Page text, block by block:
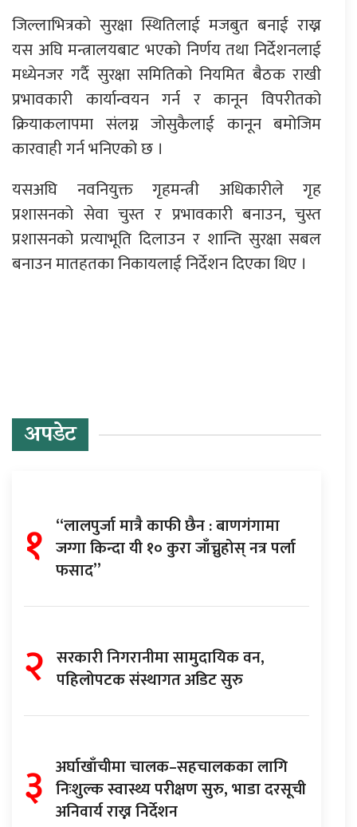
जिल्लाभित्रको सुरक्षा स्थितिलाई मजबुत बनाई राख्न
यस अघि मन्त्रालयबाट भएको निर्णय तथा निर्देशनलाई
मध्येनजर गर्दै सुरक्षा समितिको नियमित बैठक राखी
प्रभावकारी कार्यान्वयन गर्न र कानून विपरीतको
क्रियाकलापमा संलग्न जोसुकैलाई कानून बमोजिम
कारवाही गर्न भनिएको छ ।
यसअघि नवनियुक्त गृहमन्त्री अधिकारीले गृह
प्रशासनको सेवा चुस्त र प्रभावकारी बनाउन, चुस्त
प्रशासनको प्रत्याभूति दिलाउन र शान्ति सुरक्षा सबल
बनाउन मातहतका निकायलाई निर्देशन दिएका थिए ।
अपडेट
१ “लालपुर्जा मात्रै काफी छैन : बाणगंगामा
जग्गा किन्दा यी १० कुरा जाँच्नुहोस् नत्र पर्ला
फसाद”
२ सरकारी निगरानीमा सामुदायिक वन,
पहिलोपटक संस्थागत अडिट सुरु
३ अर्घाखाँचीमा चालक–सहचालकका लागि
निःशुल्क स्वास्थ्य परीक्षण सुरु, भाडा दरसूची
अनिवार्य राख्न निर्देशन